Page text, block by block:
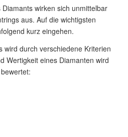
wirken sich unmittelbar
aus. Auf die wichtigsten
kurz eingehen.
wird durch verschiedene Kriterien
Wertigkeit eines Diamanten wird